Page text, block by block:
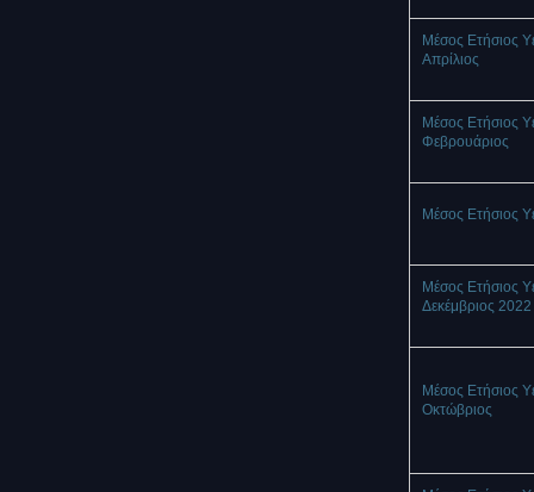
Μέσος Ετήσιος
Απρίλιος
Μέσος Ετήσιος
Φεβρουάριος
Μέσος Ετήσιος
Μέσος Ετήσιος
Δεκέμβριος 2022
Μέσος Ετήσιος
Οκτώβριος